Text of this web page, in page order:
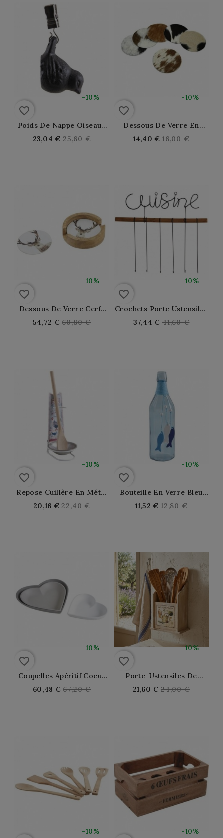
-10%
favorite_border
Poids De Nappe Oiseaux
En Fonte X4 Table
Extérieure, Maintien
23,04 € Regular
25,60 €
-10%
favorite_border
Dessous De Verre En
Peau De Vache X6
14,40 € Regular
16,00 €
-10%
favorite_border
Dessous De Verre Cerfs
En Métal X6
54,72 € Regular
60,80 €
-10%
favorite_border
Crochets Porte Ustensiles
De Cuisine
37,44 € Regular
41,60 €
-10%
favorite_border
Repose Cuillère En Métal
Avec Cuillère En Bois
20,16 € Regular
22,40 €
-10%
favorite_border
Bouteille En Verre Bleu
Avec Poissons
11,52 € Regular
12,80 €
-10%
favorite_border
Coupelles Apéritif Coeur
En Bois
60,48 € Regular
67,20 €
-10%
favorite_border
Porte-Ustensiles De
Cuisine Mural En Bois Et
Céramique Provence | Pot
21,60 € Regular
24,00 €
-10% -10%